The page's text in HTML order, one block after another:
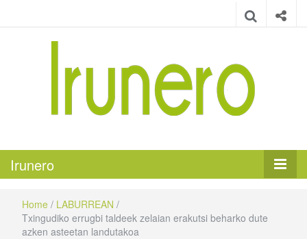
Irunero
Home / LABURREAN /
Txingudiko errugbi taldeek zelaian erakutsi beharko dute
azken asteetan landutakoa